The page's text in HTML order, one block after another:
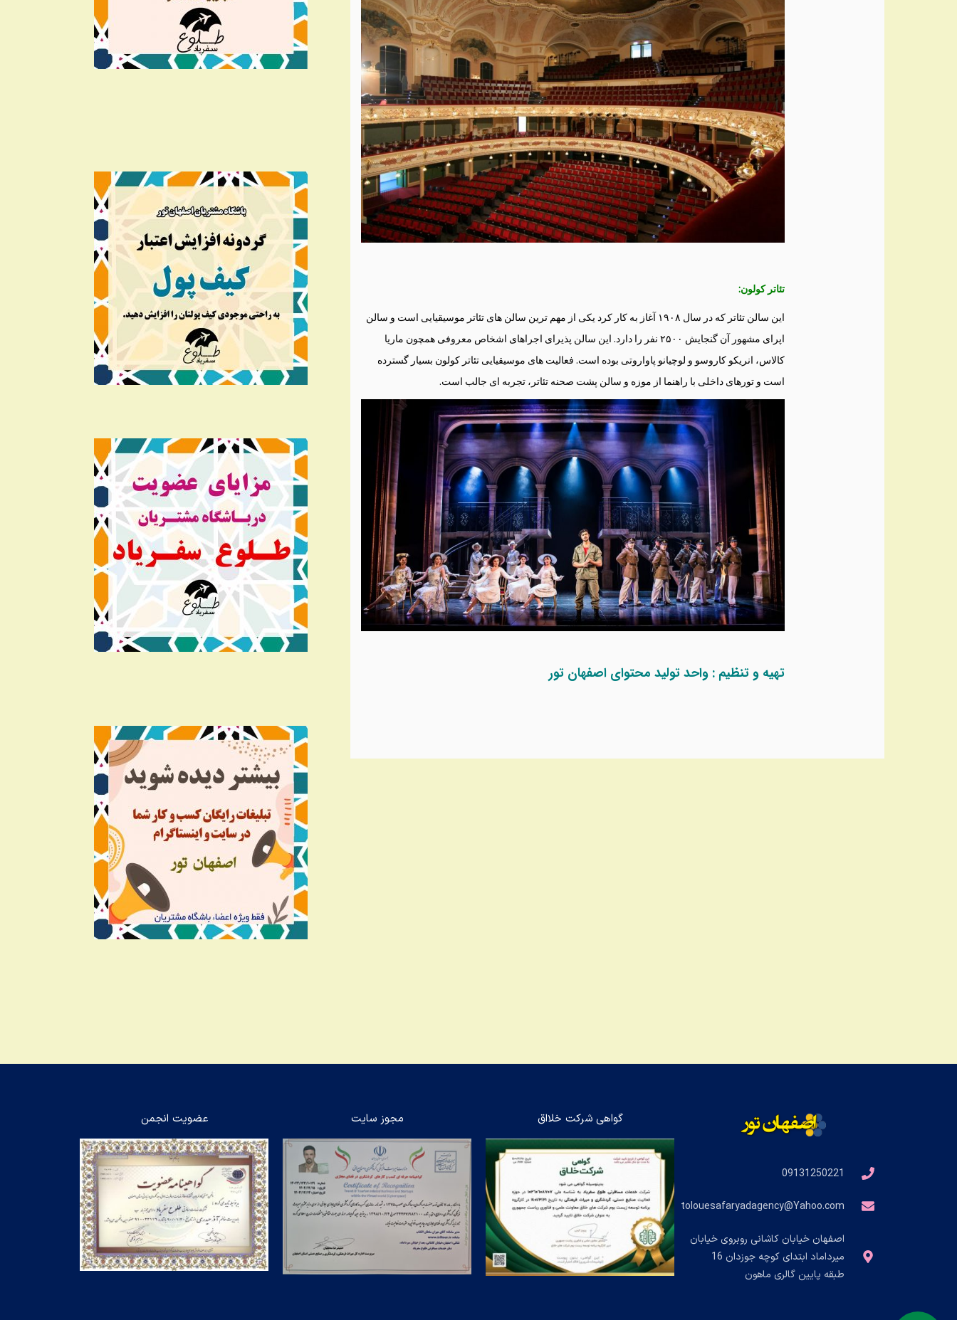
تئاتر کولون:
این سالن تئاتر که در سال ۱۹۰۸ آغاز به کار کرد یکی از مهم ترین سالن های تئاتر موسیقیایی است و سالن
اپرای مشهور آن گنجایش ۲۵۰۰ نفر را دارد. این سالن پذیرای اجراهای اشخاص معروفی همچون ماریا
کالاس، انریکو کاروسو و لوچیانو پاواروتی بوده است. فعالیت های موسیقیایی تئاتر کولون بسیار گسترده
است و تورهای داخلی با راهنما از موزه و سالن پشت صحنه تئاتر، تجربه ای جالب است.
تهیه و تنظیم : واحد تولید محتوای اصفهان تور
09131250221
tolouesafaryadagency@Yahoo.com
اصفهان خیابان کاشانی روبروی خیابان
میرداماد ابتدای کوچه جوزدان 16
طبقه پایین گالری ماهون
گواهی شرکت خلااق مجوز سایت عضویت انجمن